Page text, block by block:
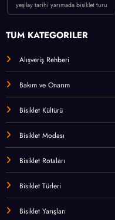
yeşilay tarihi yarımada bisiklet turu
TÜM KATEGORİLER
Alışveriş Rehberi
Bakım ve Onarım
Bisiklet Kültürü
Bisiklet Modası
Bisiklet Rotaları
Bisiklet Türleri
Bisiklet Yarışları